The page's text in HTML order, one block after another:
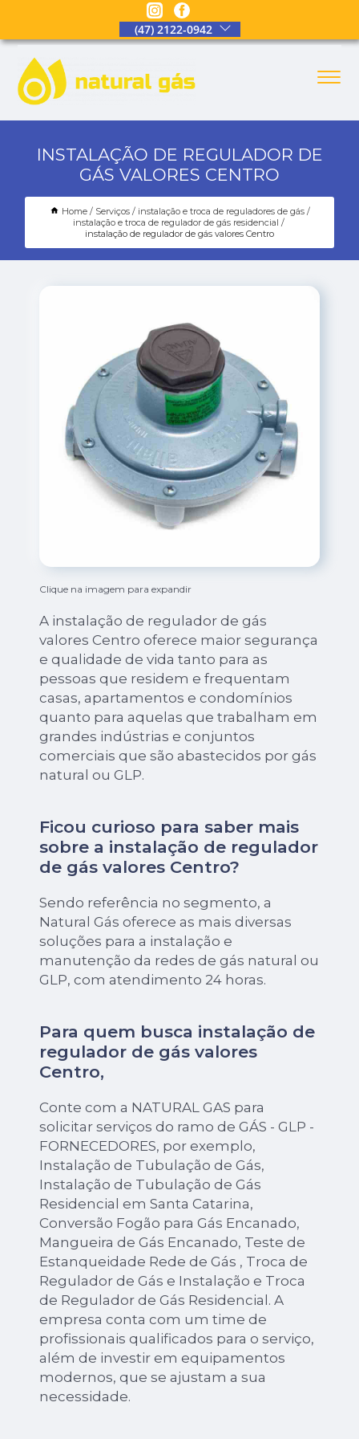
(47) 2122-0942
INSTALAÇÃO DE REGULADOR DE
GÁS VALORES CENTRO
Home Serviços
instalação e troca de reguladores de gás
instalação e troca de regulador de gás residencial
instalação de regulador de gás valores Centro
Clique na imagem para expandir
A instalação de regulador de gás
valores Centro oferece maior segurança
e qualidade de vida tanto para as
pessoas que residem e frequentam
casas, apartamentos e condomínios
quanto para aquelas que trabalham em
grandes indústrias e conjuntos
comerciais que são abastecidos por gás
natural ou GLP.
Ficou curioso para saber mais
sobre a instalação de regulador
de gás valores Centro?
Sendo referência no segmento, a
Natural Gás oferece as mais diversas
soluções para a instalação e
manutenção da redes de gás natural ou
GLP, com atendimento 24 horas.
Para quem busca instalação de
regulador de gás valores
Centro,
Conte com a NATURAL GAS para
solicitar serviços do ramo de GÁS - GLP -
FORNECEDORES, por exemplo,
Instalação de Tubulação de Gás,
Instalação de Tubulação de Gás
Residencial em Santa Catarina,
Conversão Fogão para Gás Encanado,
Mangueira de Gás Encanado, Teste de
Estanqueidade Rede de Gás , Troca de
Regulador de Gás e Instalação e Troca
de Regulador de Gás Residencial. A
empresa conta com um time de
profissionais qualificados para o serviço,
além de investir em equipamentos
modernos, que se ajustam a sua
necessidade.